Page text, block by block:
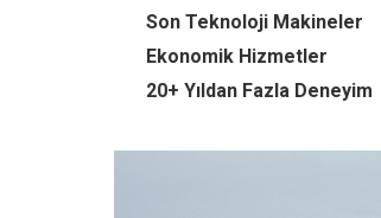
Son Teknoloji Makineler
Ekonomik Hizmetler
20+ Yıldan Fazla Deneyim